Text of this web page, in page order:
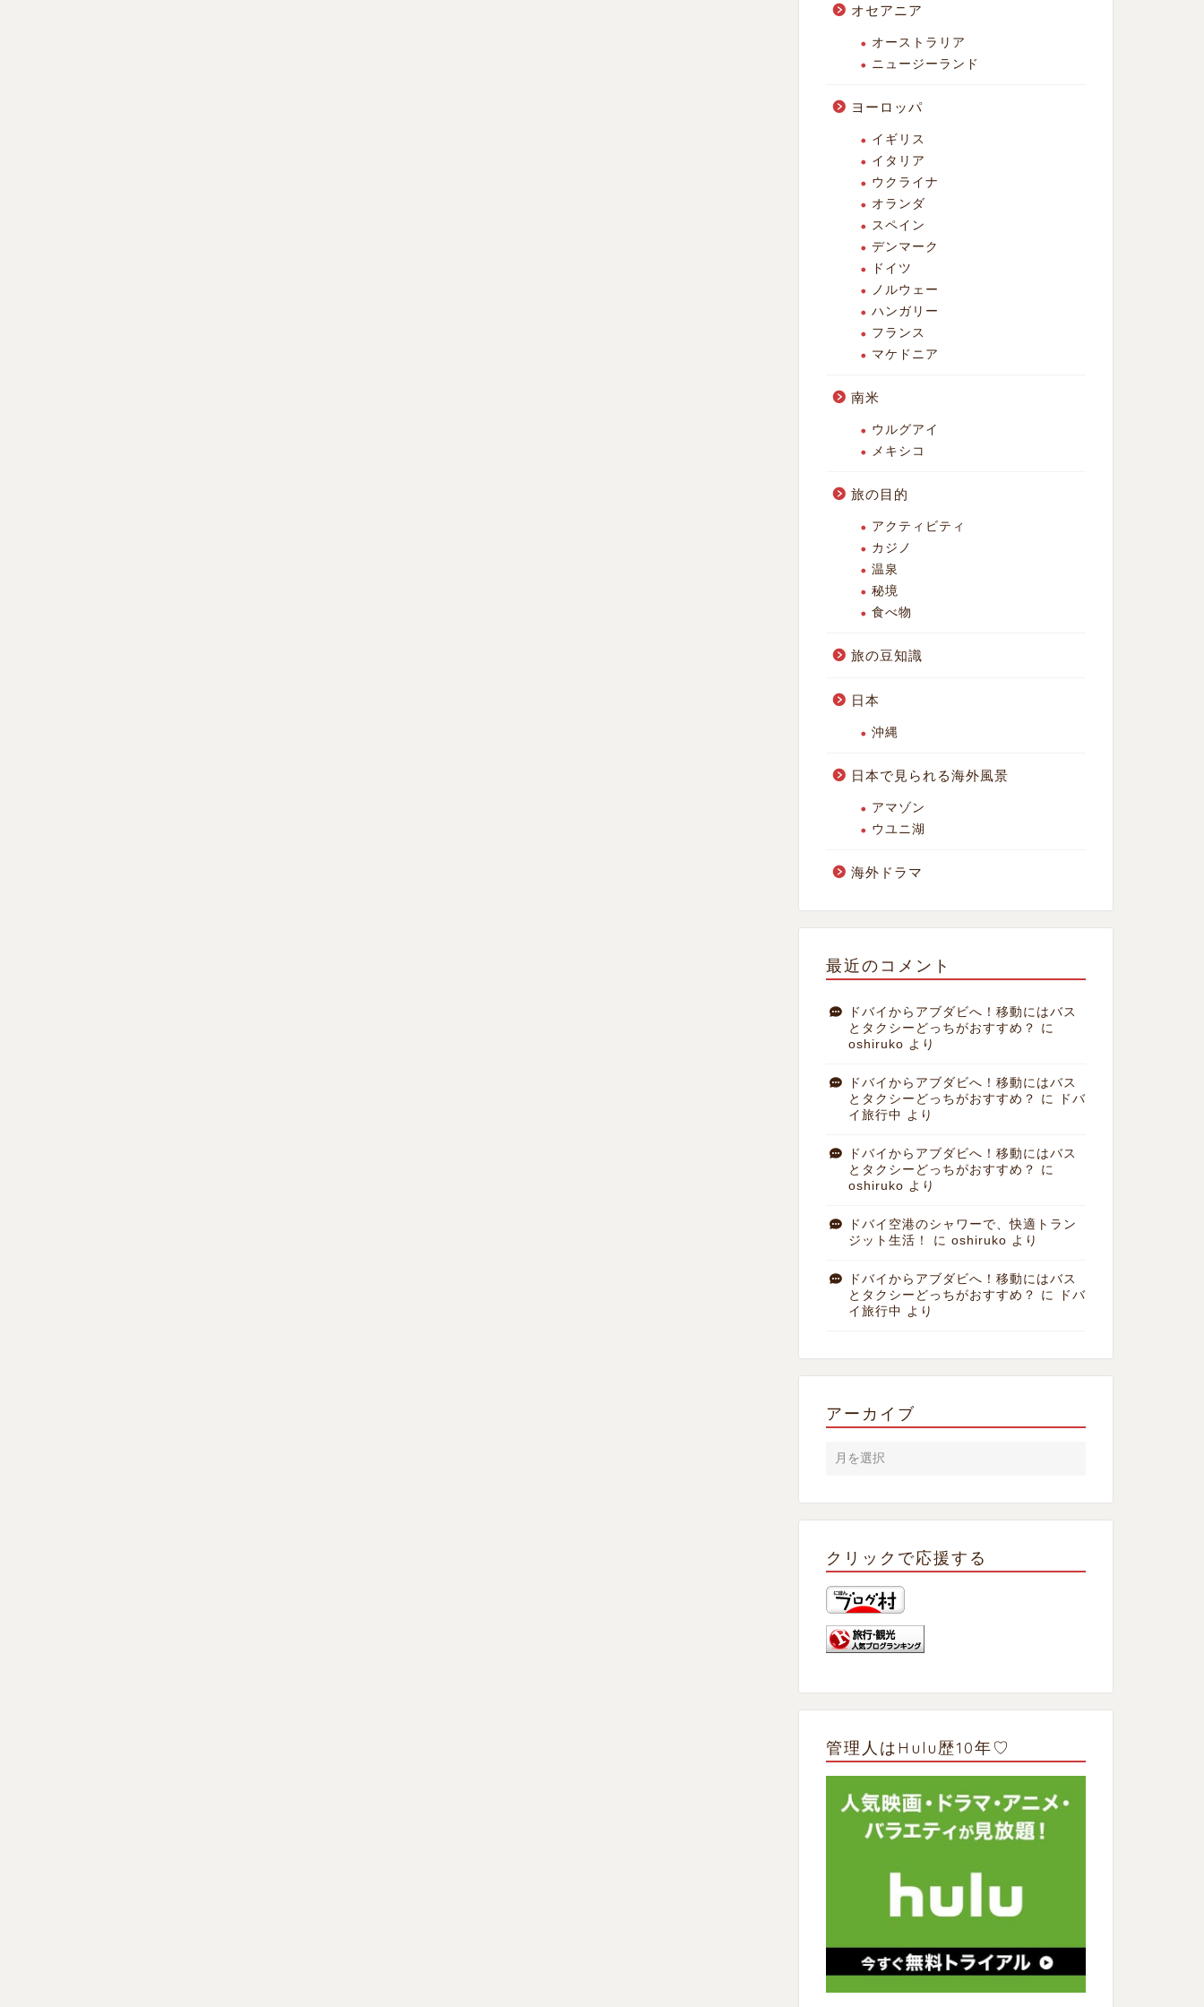
オセアニア
オーストラリア
ニュージーランド
ヨーロッパ
イギリス
イタリア
ウクライナ
オランダ
スペイン
デンマーク
ドイツ
ノルウェー
ハンガリー
フランス
マケドニア
南米
ウルグアイ
メキシコ
旅の目的
アクティビティ
カジノ
温泉
秘境
食べ物
旅の豆知識
日本
沖縄
日本で見られる海外風景
アマゾン
ウユニ湖
海外ドラマ
最近のコメント
ドバイからアブダビへ！移動にはバス
とタクシーどっちがおすすめ？
に
oshiruko より
ドバイからアブダビへ！移動にはバス
とタクシーどっちがおすすめ？
に
ドバ
イ旅行中 より
ドバイからアブダビへ！移動にはバス
とタクシーどっちがおすすめ？
に
oshiruko より
ドバイ空港のシャワーで、快適トラン
ジット生活！
に oshiruko より
ドバイからアブダビへ！移動にはバス
とタクシーどっちがおすすめ？
に
ドバ
イ旅行中 より
アーカイブ
クリックで応援する
管理人はHulu歴10年♡